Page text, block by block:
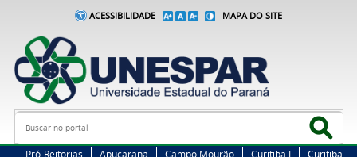
ACESSIBILIDADE MAPA DO SITE
Busca
Pró-Reitorias Apucarana Campo Mourão Curitiba I
Curitiba